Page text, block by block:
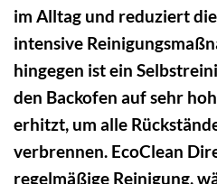
im Alltag und reduziert
intensive
hingegen ist ein
den Backofen auf sehr
erhitzt, um alle
verbrennen. EcoClean
regelmäßige Reinigung,